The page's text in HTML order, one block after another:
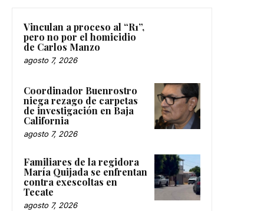
Vinculan a proceso al “R1”,
pero no por el homicidio
de Carlos Manzo
agosto 7, 2026
Coordinador Buenrostro
niega rezago de carpetas
de investigación en Baja
California
agosto 7, 2026
Familiares de la regidora
María Quijada se enfrentan
contra exescoltas en
Tecate
agosto 7, 2026